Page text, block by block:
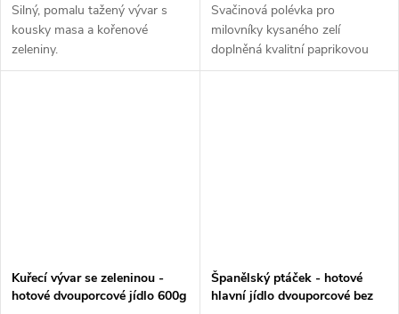
Silný, pomalu tažený vývar s
kousky masa a kořenové
zeleniny.
Svačinová polévka pro
milovníky kysaného zelí
doplněná kvalitní paprikovou
klobásou. Tato vydatná polévka
Kuřecí vývar se zeleninou -
hotové dvouporcové jídlo 600g
Španělský ptáček - hotové
hlavní jídlo dvouporcové bez